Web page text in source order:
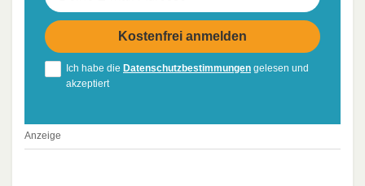
Ich habe die Datenschutzbestimmungen gelesen und
akzeptiert
Anzeige